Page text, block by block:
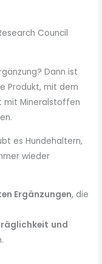
Council
Dann ist
Produkt, mit dem
mit Mineralstoffen
es Hundehaltern,
wieder
Ergänzungen, die
und